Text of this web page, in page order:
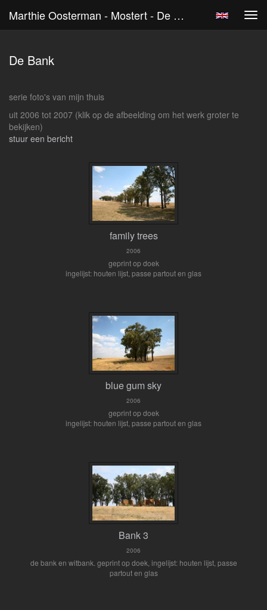
Marthie Oosterman - Mostert - De Bank
De Bank
serie foto's van mijn thuis
uit 2006 tot 2007 (klik op de afbeelding om het werk groter te
bekijken)
stuur een bericht
family trees
2006
geprint op doek
ingelijst: houten lijst, passe partout en glas
blue gum sky
2006
geprint op doek
ingelijst: houten lijst, passe partout en glas
Bank 3
2006
de bank en witbank. geprint op doek, ingelijst: houten lijst, passe
partout en glas